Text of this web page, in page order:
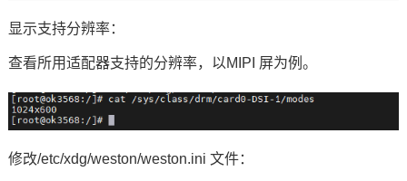
显示支持分辨率：
查看所用适配器支持的分辨率，以MIPI 屏为例。
修改/etc/xdg/weston/weston.ini 文件：